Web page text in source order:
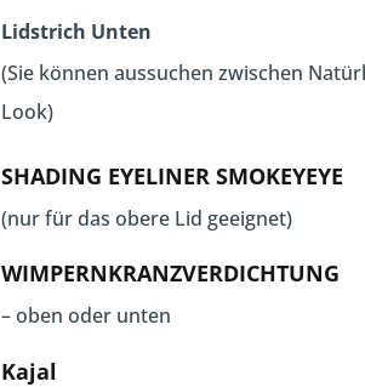
Lidstrich Unten
(Sie können aussuchen zwischen
Look)
SHADING EYELINER SMOKEYEYE
(nur für das obere Lid geeignet)
WIMPERNKRANZVERDICHTUNG
– oben oder unten
Kajal